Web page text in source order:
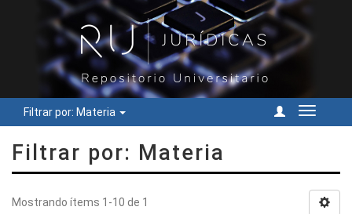
Filtrar por: Materia
Cambiar
Filtrar por: Materia
Mostrando ítems 1-10 de 1